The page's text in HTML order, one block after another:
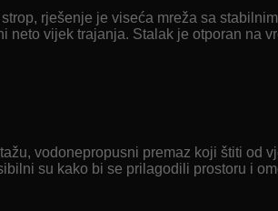
rješenje je viseća mreža sa
vijek trajanja. Stalak je otporan na
vodonepropusni premaz koji štiti od
su kako bi se prilagodili prostoru i